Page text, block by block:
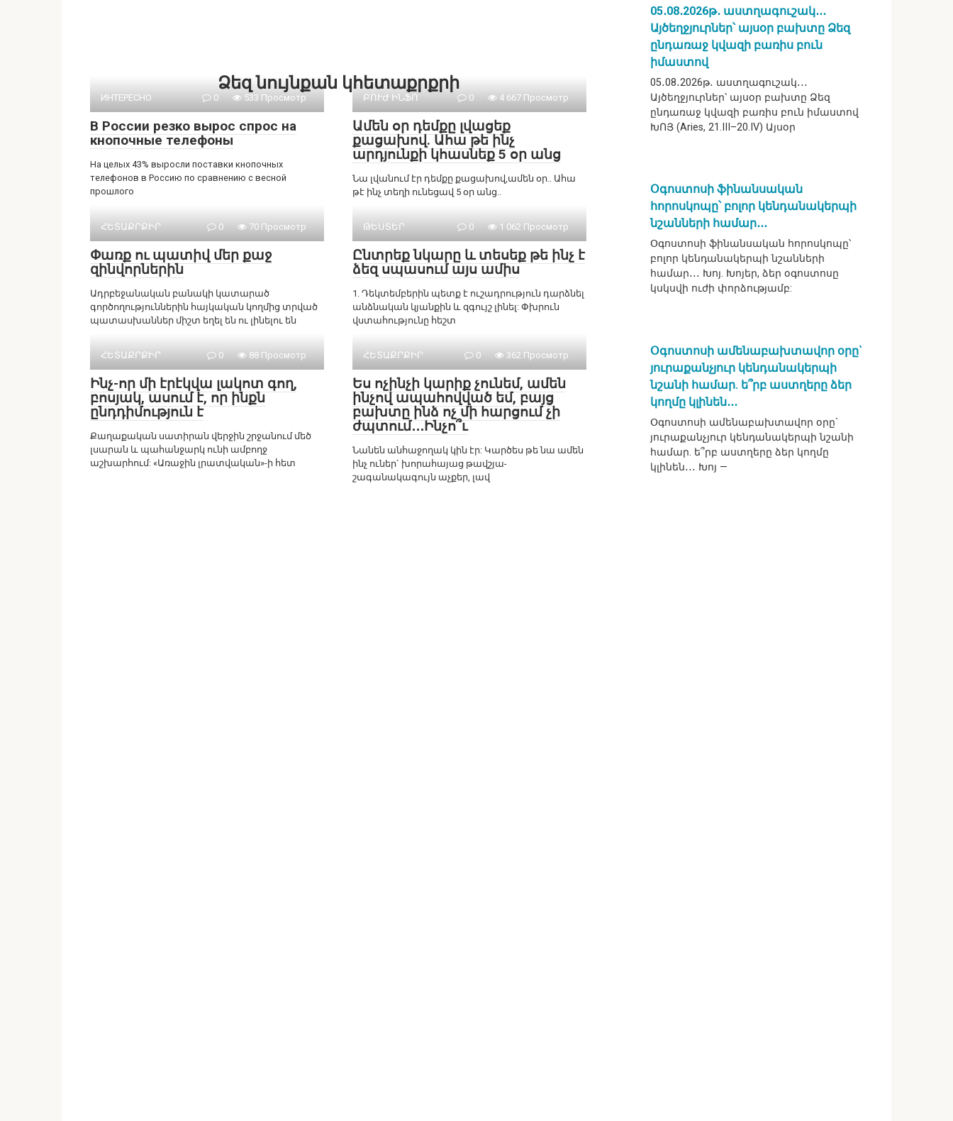
Ձեզ նույնքան կհետաքրքրի
ИНТЕРЕСНО 0 533 Просмотр
В России резко вырос спрос на
кнопочные телефоны
На целых 43% выросли поставки кнопочных
телефонов в Россию по сравнению с весной
прошлого
ԲՈՒԺ ԻՆՖՈ 0 4 667 Просмотр
Ամեն օր դեմքը լվացեք
քացախով. Ահա թե ինչ
արդյունքի կհասնեք 5 օր անց
Նա լվանում էր դեմքը քացախով,ամեն օր.. Ահա
թէ ինչ տեղի ունեցավ 5 օր անց..
ՀԵՏԱՔՐՔԻՐ 0 70 Просмотр
Փառք ու պատիվ մեր քաջ
զինվորներին
Ադրբեջանական բանակի կատարած
գործողություններին հայկական կողմից տրված
պատասխաններ միշտ եղել են ու լինելու են
ԹԵՍՏԵՐ 0 1 062 Просмотр
Ընտրեք նկարը և տեսեք թե ինչ է
ձեզ սպասում այս ամիս
1. Դեկտեմբերին պետք է ուշադրություն դարձնել
անձնական կյանքին և զգույշ լինել: Փխրուն
վստահությունը հեշտ
ՀԵՏԱՔՐՔԻՐ 0 88 Просмотр
Ինչ-որ մի էրէկվա լակոտ գող,
բոսյակ, ասում է, որ ինքն
ընդդիմություն է
Քաղաքական սատիրան վերջին շրջանում մեծ
լսարան և պահանջարկ ունի ամբողջ
աշխարհում: «Առաջին լրատվական»-ի հետ
ՀԵՏԱՔՐՔԻՐ 0 362 Просмотр
Ես ոչինչի կարիք չունեմ, ամեն
ինչով ապահովված եմ, բայց
բախտը ինձ ոչ մի հարցում չի
ժպտում․․․Ինչո՞ւ
Նանեն անհաջողակ կին էր: Կարծես թե նա ամեն
ինչ ուներ` խորահայաց թավշյա-
շագանակագույն աչքեր, լավ
05․08․2026թ․ աստղագուշակ․․․
Այծեղջյուրներ՝ այսօր բախտը Ձեզ
ընդառաջ կվազի բառիս բուն
իմաստով
05․08․2026թ․ աստղագուշակ․․․
Այծեղջյուրներ՝ այսօր բախտը Ձեզ
ընդառաջ կվազի բառիս բուն իմաստով
ԽՈՅ (Aries, 21.III–20.IV) Այսօր
Օգոստոսի ֆինանսական
հորոսկոպը՝ բոլոր կենդանակերպի
նշանների համար․․․
Օգոստոսի ֆինանսական հորոսկոպը՝
բոլոր կենդանակերպի նշանների
համար․․․ Խոյ. Խոյեր, ձեր օգոստոսը
կսկսվի ուժի փորձությամբ:
Օգոստոսի ամենաբախտավոր օրը`
յուրաքանչյուր կենդանակերպի
նշանի համար. ե՞րբ աստղերը ձեր
կողմը կլինեն․․․
Օգոստոսի ամենաբախտավոր օրը`
յուրաքանչյուր կենդանակերպի նշանի
համար. ե՞րբ աստղերը ձեր կողմը
կլինեն․․․ Խոյ —